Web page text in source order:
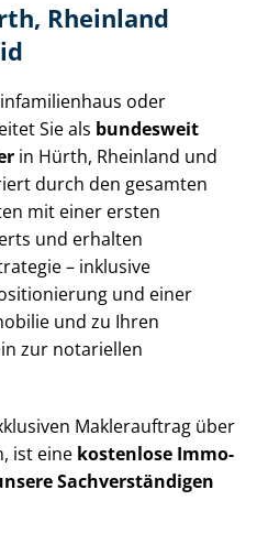
Rheinland
oder
Sie als bundesweit
in Hürth, Rheinland und
durch den gesamten
mit einer ersten
und erhalten
– inklusive
und einer
und zu Ihren
zur notariellen
Maklerauftrag über
ist eine kostenlose Im­mo­
Sach­ver­stän­di­gen